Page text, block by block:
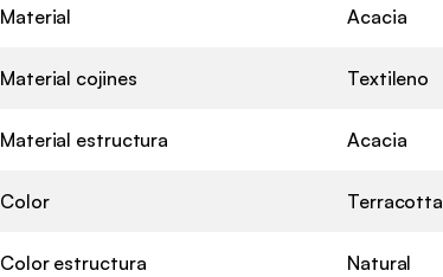
Material Acacia
Material cojines Textileno
Material estructura Acacia
Color Terracotta
Color estructura Natural